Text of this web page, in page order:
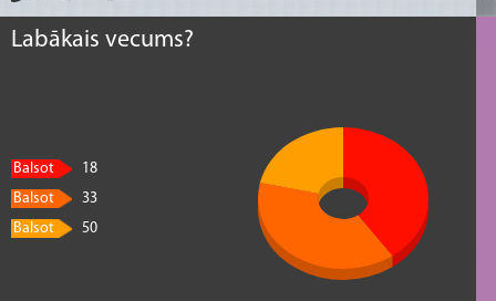
Labākais vecums?
Balsot
18
Balsot
33
Balsot
50